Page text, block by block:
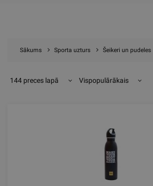
Sākums Sporta uzturs Šeikeri un pudeles
144 preces lapā Vispopulārākais